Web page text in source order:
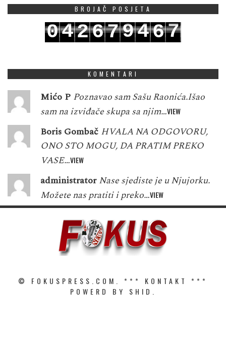
BROJAČ POSJETA
042679467
KOMENTARI
Mićo P Poznavao sam Sašu Raonića.Išao
sam na izviđače skupa sa njim…VIEW
Boris Gombač HVALA NA ODGOVORU,
ONO STO MOGU, DA PRATIM PREKO
VASE…VIEW
administrator Nase sjediste je u Njujorku.
Možete nas pratiti i preko…VIEW
© FOKUSPRESS.COM. *** KONTAKT
***
POWERD BY SHID.